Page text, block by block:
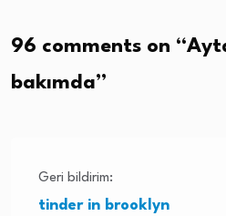
96 comments on “
bakımda”
Geri bildirim:
tinder in brooklyn